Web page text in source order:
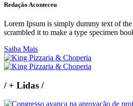
Redação Aconteceu
Lorem Ipsum is simply dummy text of
scrambled it to make a type specimen
Saiba Mais
/+ Lidas /